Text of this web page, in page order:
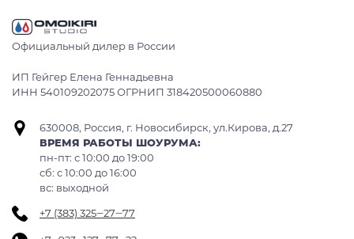
Официальный дилер в России
ИП Гейгер Елена Геннадьевна
ИНН 540109202075 ОГРНИП 318420500060880
630008, Россия, г. Новосибирск, ул.Кирова, д.27
ВРЕМЯ РАБОТЫ ШОУРУМА:
пн-пт: с 10:00 до 19:00
сб: c 10:00 до 16:00
вс: выходной
+7 (383) 325‒27‒77